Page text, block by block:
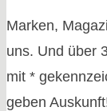
Marken,
uns. Und über
mit *
geben